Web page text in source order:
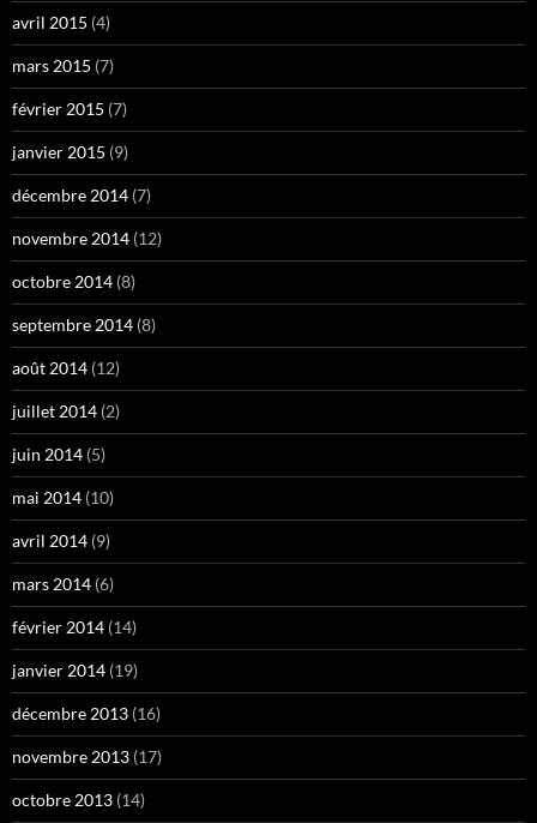
avril 2015 (4)
mars 2015 (7)
février 2015 (7)
janvier 2015 (9)
décembre 2014 (7)
novembre 2014 (12)
octobre 2014 (8)
septembre 2014 (8)
août 2014 (12)
juillet 2014 (2)
juin 2014 (5)
mai 2014 (10)
avril 2014 (9)
mars 2014 (6)
février 2014 (14)
janvier 2014 (19)
décembre 2013 (16)
novembre 2013 (17)
octobre 2013 (14)